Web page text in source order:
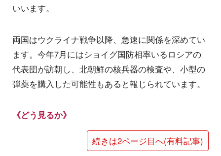
いいます。
両国はウクライナ戦争以降、急速に関係を深めてい
ます。今年7月にはショイグ国防相率いるロシアの
代表団が訪朝し、北朝鮮の核兵器の検査や、小型の
弾薬を購入した可能性もあると報じられています。
《どう見るか》
続きは2ページ目へ(有料記事)